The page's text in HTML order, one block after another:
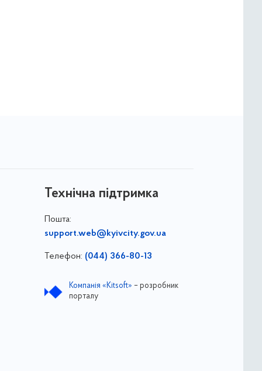
Технічна підтримка
Пошта:
support.web@kyivcity.gov.ua
Телефон: (044) 366-80-13
Компанія «Kitsoft» – розробник
порталу